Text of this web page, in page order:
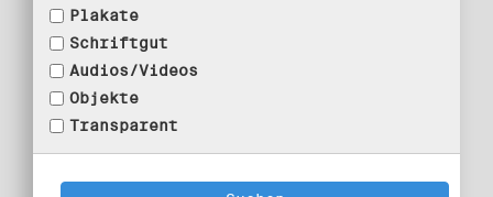
Plakate
Schriftgut
Audios/Videos
Objekte
Transparent